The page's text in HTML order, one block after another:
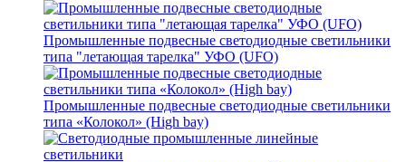
Промышленные подвесные cветодиодные светильники
типа "летающая тарелка" УФО (UFO)
Промышленные подвесные cветодиодные светильники
типа «Колокол» (High bay)